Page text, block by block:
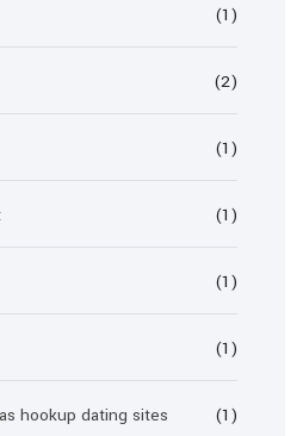
(1)
(2)
(1)
(1)
(1)
(1)
hookup dating sites (1)